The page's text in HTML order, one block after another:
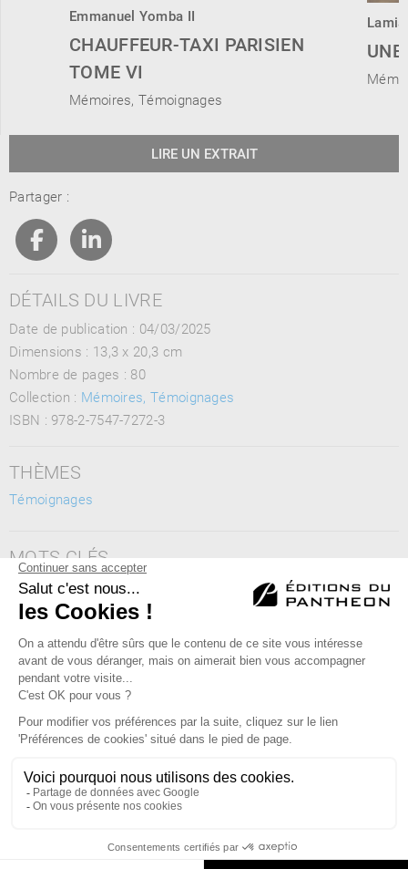
Emmanuel Yomba II
CHAUFFEUR-TAXI PARISIEN
TOME VI
Mémoires, Témoignages
LIRE UN EXTRAIT
Partager :
DÉTAILS DU LIVRE
Date de publication : 04/03/2025
Dimensions : 13,3 x 20,3 cm
Nombre de pages : 80
Collection : Mémoires, Témoignages
ISBN : 978-2-7547-7272-3
THÈMES
Témoignages
MOTS CLÉS
Autisme, CLIS TED, institut médico-éducatif, ESAT, autonomie,
handicap
Éditions du Panthéon - 12, rue Antoine Bourdelle
75015 Paris
01 43 71 14 72
FAQ LIBRAIRIES MENTIONS LÉGALES